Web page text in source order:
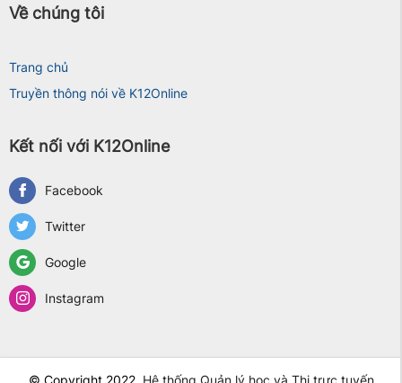
Về chúng tôi
Trang chủ
Truyền thông nói về K12Online
Kết nối với K12Online
Facebook
Twitter
Google
Instagram
© Copyright 2022. Hệ thống Quản lý học và Thi trực tuyến